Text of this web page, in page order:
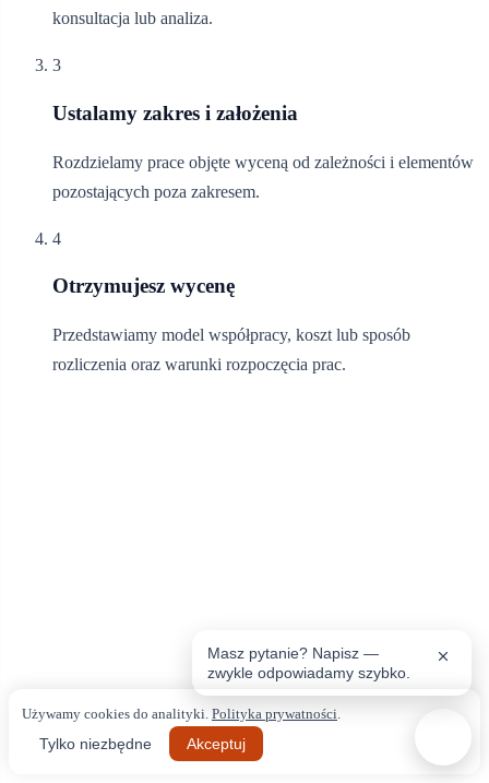
konsultacja lub analiza.
3
Ustalamy zakres i założenia
Rozdzielamy prace objęte wyceną od zależności i elementów
pozostających poza zakresem.
4
Otrzymujesz wycenę
Przedstawiamy model współpracy, koszt lub sposób
rozliczenia oraz warunki rozpoczęcia prac.
Używamy cookies do analityki. Polityka prywatności.
Tylko niezbędne Akceptuj
Masz pytanie? Napisz —
zwykle odpowiadamy szybko.